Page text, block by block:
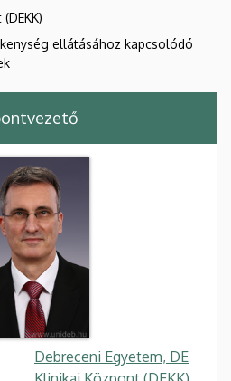
ellátásához kapcsolódó
Debreceni Egyetem, DE